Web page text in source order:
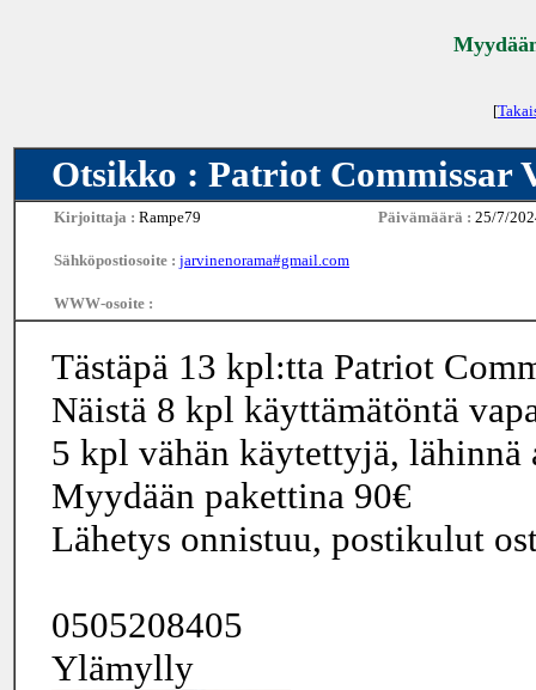
[
Otsikko : Patriot Commissar
Kirjoittaja : Rampe79 Päivämäärä : 25/7/
Sähköpostiosoite : jarvinenorama#gmail.com
WWW-osoite :
Tästäpä 13 kpl:tta Patriot
Näistä 8 kpl käyttämätöntä
5 kpl vähän käytettyjä, lähinnä
Myydään pakettina 90€
Lähetys onnistuu, postikulut
0505208405
Ylämylly